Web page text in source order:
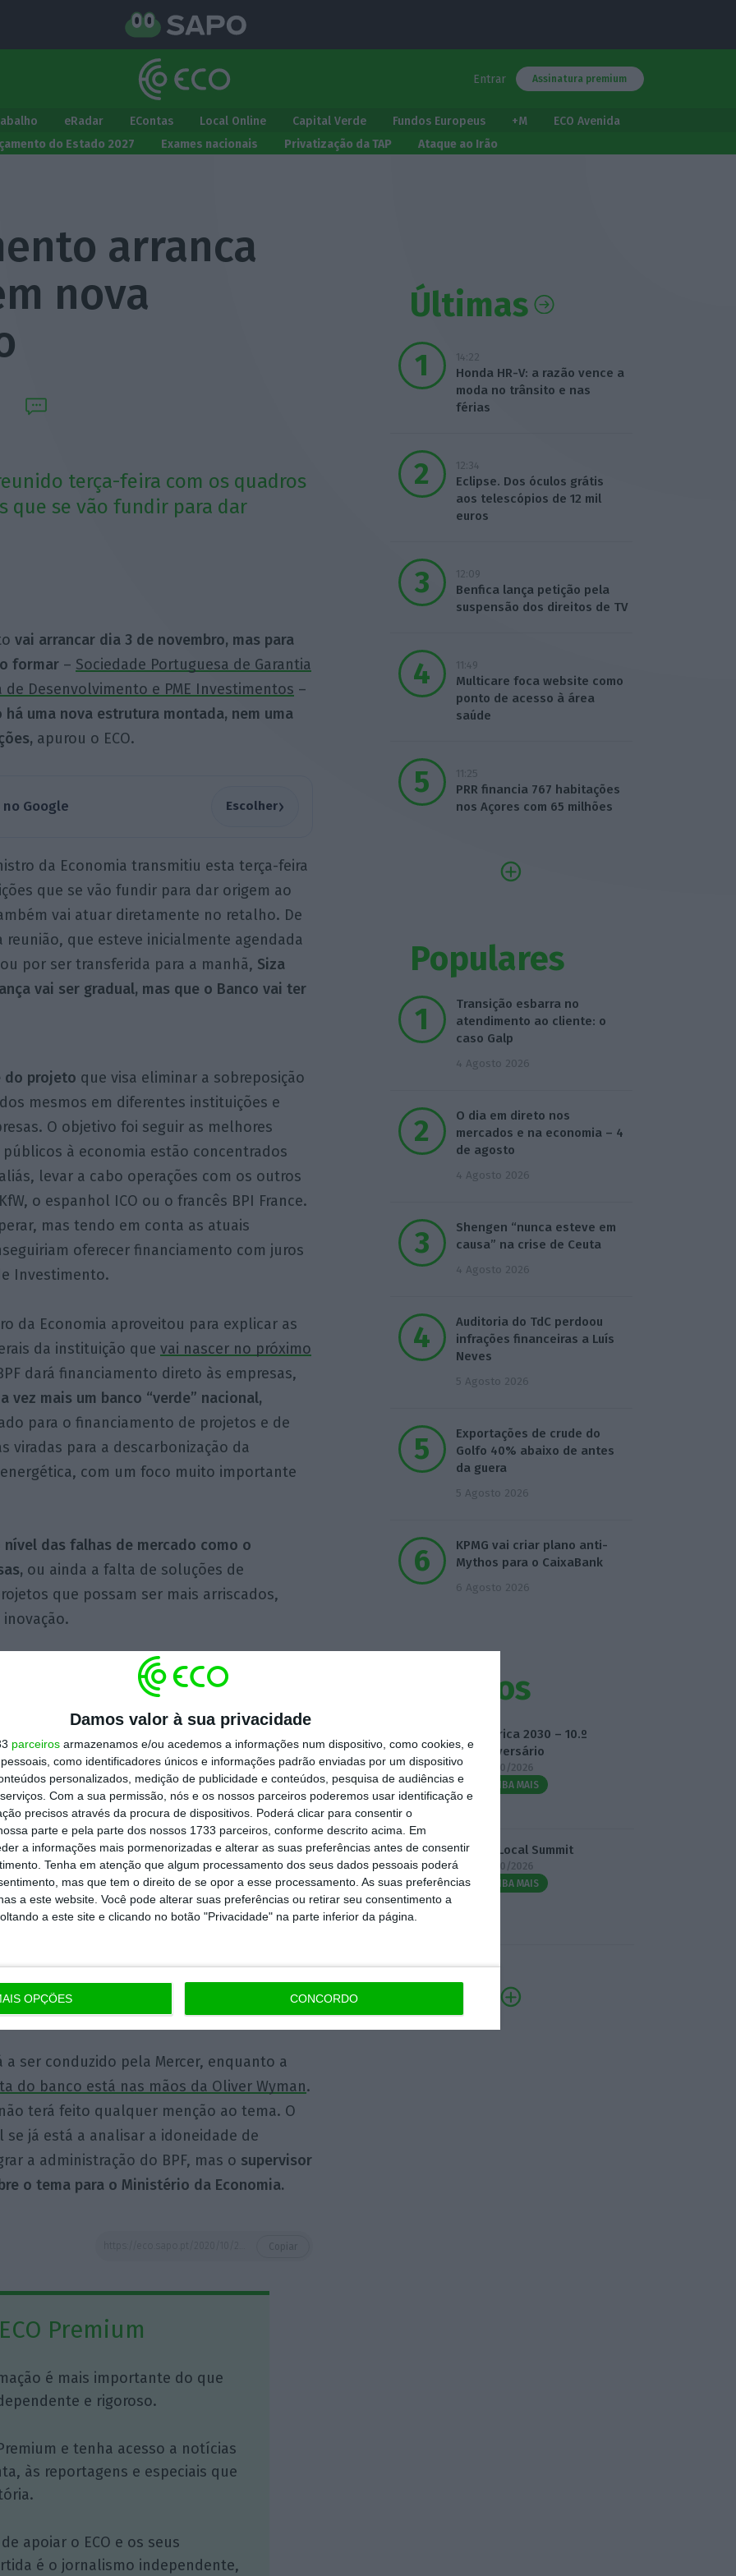
Damos valor à sua privacidade
parceiros armazenamos e/ou acedemos a informações num dispositivo, como cookies, e
como identificadores únicos e informações padrão enviadas por um dispositivo
personalizados, medição de publicidade e conteúdos, pesquisa de audiências e
Com a sua permissão, nós e os nossos parceiros poderemos usar identificação e
precisos através da procura de dispositivos. Poderá clicar para consentir o
parte e pela parte dos nossos 1733 parceiros, conforme descrito acima. Em
a informações mais pormenorizadas e alterar as suas preferências antes de consentir
Tenha em atenção que algum processamento dos seus dados pessoais poderá
mas que tem o direito de se opor a esse processamento. As suas preferências
a este website. Você pode alterar suas preferências ou retirar seu consentimento a
a este site e clicando no botão "Privacidade" na parte inferior da página.
OPÇÕES CONCORDO
Entrar Assinatura premium
eRadar EContas Local Online Capital Verde Fundos Europeus +M
ECO Avenida
do Estado 2027 Exames nacionais Privatização da TAP Ataque ao Irão
arranca
nova
terça-feira com os quadros
que se vão fundir para dar
vai arrancar dia 3 de novembro, mas para
formar– Sociedade Portuguesa de Garantia
Desenvolvimento e PME Investimentos –
uma nova estrutura montada, nem uma
apurou o ECO.
Google Escolher›
da Economia transmitiu esta terça-feira
que se vão fundir para dar origem ao
vai atuar diretamente no retalho. De
reunião, que esteve inicialmente agendada
por ser transferida para a manhã, Siza
vai ser gradual, mas que o Banco vai ter
do projeto que visa eliminar a sobreposição
mesmos em diferentes instituições e
O objetivo foi seguir as melhores
à economia estão concentrados
levar a cabo operações com os outros
o espanhol ICO ou o francês BPI France.
mas tendo em conta as atuais
oferecer financiamento com juros
Investimento.
da Economia aproveitou para explicar as
da instituição que vai nascer no próximo
dará financiamento direto às empresas,
vez mais um banco “verde” nacional,
para o financiamento de projetos e de
viradas para a descarbonização da
com um foco muito importante
nível das falhas de mercado como o
ou ainda a falta de soluções de
que possam ser mais arriscados,
social de 255 milhões de euros
— um montante que será
No encontro desta terça-feira Siza Vieira
mas só depois de esgotadas todas as
mais interno, Siza Vieira terá garantido
processo de fusão será uma oportunidade
crescereme para tranquilizar
contou a sua experiência pessoal na
onde foi sócio de 2002 a outubro de
e João Soares da Silva, recentemente
de Castro, Verde Pinho, Vieira Peres e
ser conduzido pela Mercer, enquanto a
do banco está nas mãos da Oliver Wyman.
terá feito qualquer menção ao tema. O
se já está a analisar a idoneidade de
a administração do BPF, mas o supervisor
o tema para o Ministério da Economia.
Premium
é mais importante do que
e rigoroso.
e tenha acesso a notícias
às reportagens e especiais que
apoiar o ECO e os seus
é o jornalismo independente,
Últimas
14:22
Honda HR-V: a razão vence a
moda no trânsito e nas
férias
12:34
Eclipse. Dos óculos grátis
aos telescópios de 12 mil
euros
12:09
Benfica lança petição pela
suspensão dos direitos de TV
11:49
Multicare foca website como
ponto de acesso à área
saúde
11:25
PRR financia 767 habitações
nos Açores com 65 milhões
Populares
Transição esbarra no
atendimento ao cliente: o
caso Galp
4 Agosto 2026
O dia em direto nos
mercados e na economia – 4
de agosto
4 Agosto 2026
Shengen “nunca esteve em
causa” na crise de Ceuta
4 Agosto 2026
Auditoria do TdC perdoou
infrações financeiras a Luís
Neves
5 Agosto 2026
Exportações de crude do
Golfo 40% abaixo de antes
da guera
5 Agosto 2026
KPMG vai criar plano anti-
Mythos para o CaixaBank
6 Agosto 2026
Eventos
Fábrica 2030 – 10.º
Aniversário
14/10/2026
SAIBA MAIS
3.º Local Summit
07/10/2026
SAIBA MAIS